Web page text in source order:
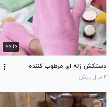
۰۰:۱۰
دستکش ژله ای مرطوب کننده
۲ سال پیش